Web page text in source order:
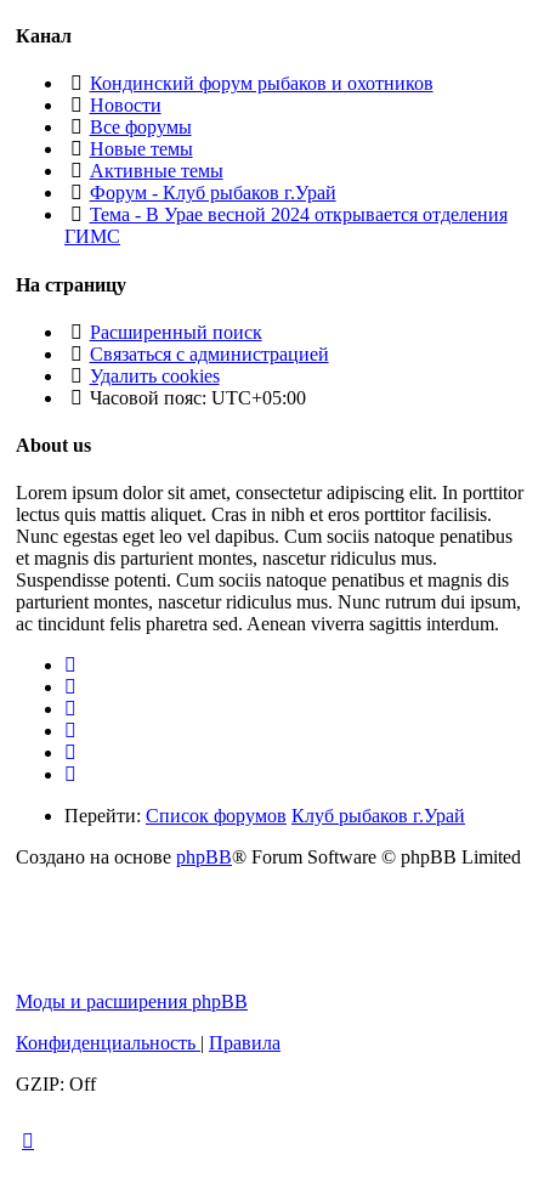
Канал
Кондинский форум рыбаков и охотников
Новости
Все форумы
Новые темы
Активные темы
Форум - Клуб рыбаков г.Урай
Тема - В Урае весной 2024 открывается отделения
ГИМС
На страницу
Расширенный поиск
Связаться с администрацией
Удалить cookies
Часовой пояс: UTC+05:00
About us
Lorem ipsum dolor sit amet, consectetur adipiscing elit. In porttitor
lectus quis mattis aliquet. Cras in nibh et eros porttitor facilisis.
Nunc egestas eget leo vel dapibus. Cum sociis natoque penatibus
et magnis dis parturient montes, nascetur ridiculus mus.
Suspendisse potenti. Cum sociis natoque penatibus et magnis dis
parturient montes, nascetur ridiculus mus. Nunc rutrum dui ipsum,
ac tincidunt felis pharetra sed. Aenean viverra sagittis interdum.
Перейти: Список форумов Клуб рыбаков г.Урай
Создано на основе phpBB® Forum Software © phpBB Limited
Моды и расширения phpBB
Конфиденциальность | Правила
GZIP: Off